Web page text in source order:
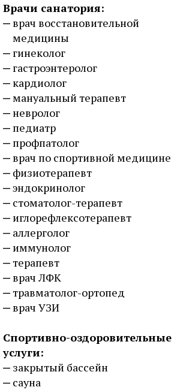
Врачи санатория:
врач восстановительной
медицины
гинеколог
гастроэнтеролог
кардиолог
мануальный терапевт
невролог
педиатр
профпатолог
врач по спортивной медицине
физиотерапевт
эндокринолог
стоматолог-терапевт
иглорефлексотерапевт
аллерголог
иммунолог
терапевт
врач ЛФК
травматолог-ортопед
врач УЗИ
Спортивно-оздоровительные
услуги:
закрытый бассейн
сауна